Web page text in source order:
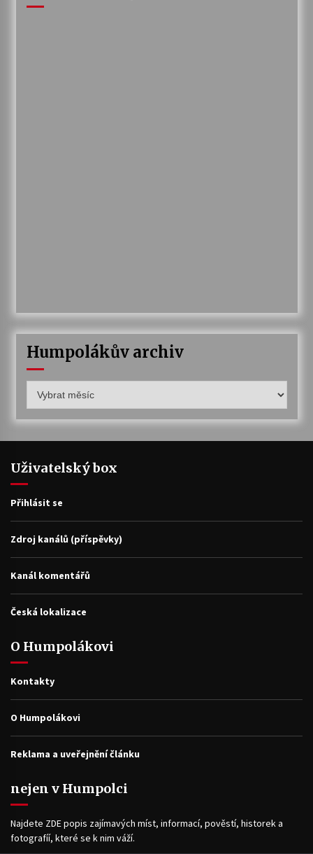
Humpolákův archiv
archiv
Uživatelský box
Přihlásit se
Zdroj kanálů (příspěvky)
Kanál komentářů
Česká lokalizace
O Humpolákovi
Kontakty
O Humpolákovi
Reklama a uveřejnění článku
nejen v Humpolci
Najdete ZDE popis zajímavých míst, informací, pověstí, historek a
fotografíí, které se k nim váží.